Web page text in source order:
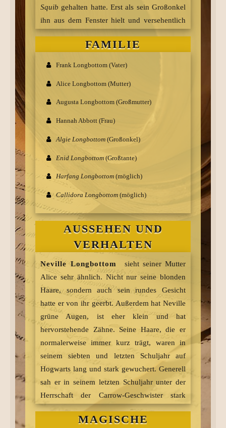
Squib gehalten hatte. Erst als sein Großonkel
ihn aus dem Fenster hielt und versehentlich
losließ, hopste Neville über den Boden und
zeigte so, dass er ebenfalls magisch begabt
Longbottomnach Hogwarts und wurde in
das Haus Gryffindor einsortiert. Er teilte sich
Weasley,Dean Thomas
Finnigan .
abgesehen, nicht sonderlich gute Leistungen
erzielte. So zum Beispiel auch in der ersten
Stunde
Flugunterricht
aufgrund seiner Tollpatschigkeit und seiner
Angst vorm Fliegen, das Handgelenk brach.
Auch zeigte er in seinem zweiten Schuljahr in
dem von
Duellierklub , dass ihm die einfachsten
Entwaffnungszauber nicht gelangen.
Auch in seinem dritten Schuljahr hatte sich
sein Selbstbewusstsein, vor allem in Bezug
auf seine magischen Fähigkeiten, nicht
verbessert. Allerdings hatte er nun einen
Verteidigung gegen die dunklen
, der versuchte, dieses
Selbstbewusstsein aufzubauen.
sein Professor, half ihm, sich seinem
Unterrichtsstunde stellte sich heraus, dass
FAMILIE
Frank Longbottom (Vater)
Alice Longbottom (Mutter)
Augusta Longbottom (Großmutter)
Hannah Abbott (Frau)
Algie Longbottom(Großonkel)
Enid Longbottom(Großtante)
Harfang Longbottom(möglich)
Callidora Longbottom(möglich)
AUSSEHEN UND
VERHALTEN
Neville Longbottom
sieht seiner Mutter
Alice sehr ähnlich. Nicht nur seine blonden
Haare, sondern auch sein rundes Gesicht
hatte er von ihr geerbt. Außerdem hat Neville
grüne Augen, ist eher klein und hat
hervorstehende Zähne. Seine Haare, die er
normalerweise immer kurz trägt, waren in
seinem siebten und letzten Schuljahr auf
Hogwarts lang und stark gewuchert. Generell
sah er in seinem letzten Schuljahr unter der
Herrschaft der Carrow-Geschwister stark
heruntergekommen aus. Er hatte ein stark
geschwollenes Auge und viele Narben und
MAGISCHE